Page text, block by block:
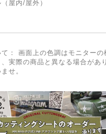
屋内/屋外）
： 画面上の色調はモニターの
実際の商品と異なる場合があ
せ。